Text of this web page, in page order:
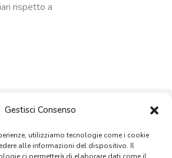
Gestisci Consenso
utilizziamo tecnologie come i cookie
alle informazioni del dispositivo. Il
rispetto a